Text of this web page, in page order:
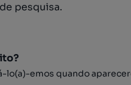
pesquisa.
lo(a)-emos quando